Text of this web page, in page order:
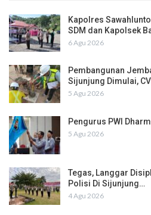
Kapolres
SDM dan Kapolsek
6 Agu 2026
Pembangunan
Sijunjung Dimulai,
5 Agu 2026
Pengurus PWI
5 Agu 2026
Tegas, Langgar
Polisi Di Sijunjung…
4 Agu 2026